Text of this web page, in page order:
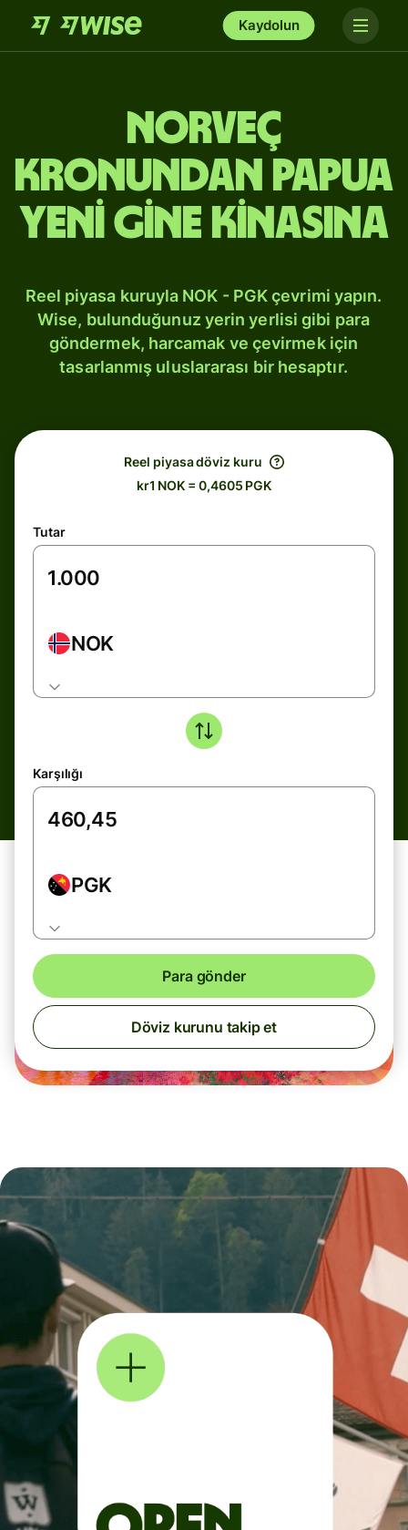
Kaydolun
Norveç
kronundan Papua
Yeni Gine kinasına
Reel piyasa kuruyla NOK - PGK çevrimi yapın.
Wise, bulunduğunuz yerin yerlisi gibi para
göndermek, harcamak ve çevirmek için
tasarlanmış uluslararası bir hesaptır.
Reel piyasa döviz kuru
kr1 NOK = 0,4605 PGK
Tutar
NOK
Karşılığı
PGK
Para gönder
Döviz kurunu takip et